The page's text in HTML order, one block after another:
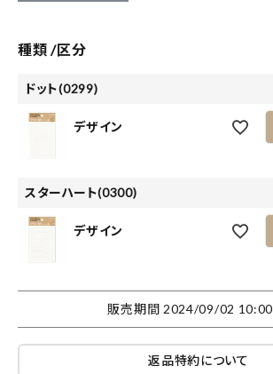
種類 区分
ドット(0299)
デザイン
スターハート(0300)
デザイン
販売期間 2024/09/02 10:00
返品特約について